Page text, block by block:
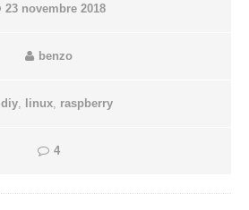
23 novembre 2018
benzo
diy linux raspberry
4